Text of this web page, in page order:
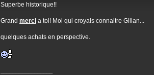
Superbe historique!!
Grand merci a toi! Moi qui croyais connaitre Gillan...
quelques achats en perspective.